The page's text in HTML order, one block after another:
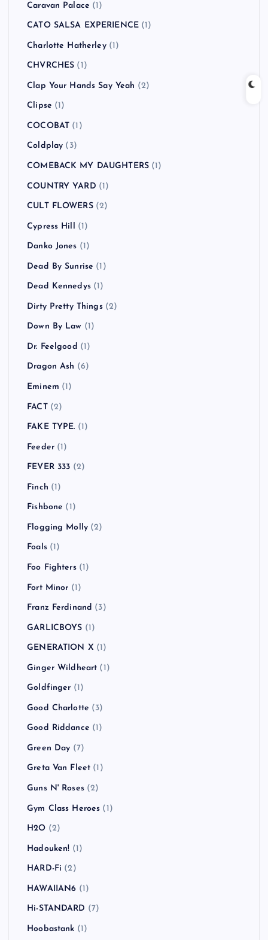
Caravan Palace (1)
CATO SALSA EXPERIENCE (1)
Charlotte Hatherley(1)
CHVRCHES (1)
Clap Your Hands Say Yeah (2)
Clipse (1)
COCOBAT (1)
Coldplay (3)
COMEBACK MY DAUGHTERS (1)
COUNTRY YARD (1)
CULT FLOWERS(2)
Cypress Hill (1)
Danko Jones (1)
Dead By Sunrise (1)
Dead Kennedys(1)
Dirty Pretty Things(2)
Down By Law (1)
Dr. Feelgood (1)
Dragon Ash (6)
Eminem (1)
FACT(2)
FAKE TYPE. (1)
Feeder(1)
FEVER 333 (2)
Finch (1)
Fishbone (1)
Flogging Molly (2)
Foals(1)
Foo Fighters(1)
Fort Minor (1)
Franz Ferdinand (3)
GARLICBOYS (1)
GENERATION X (1)
Ginger Wildheart (1)
Goldfinger (1)
Good Charlotte (3)
Good Riddance (1)
Green Day (7)
Greta Van Fleet (1)
Guns N' Roses(2)
Gym Class Heroes (1)
H2O (2)
Hadouken! (1)
HARD-Fi (2)
HAWAIIAN6 (1)
Hi-STANDARD (7)
Hoobastank (1)